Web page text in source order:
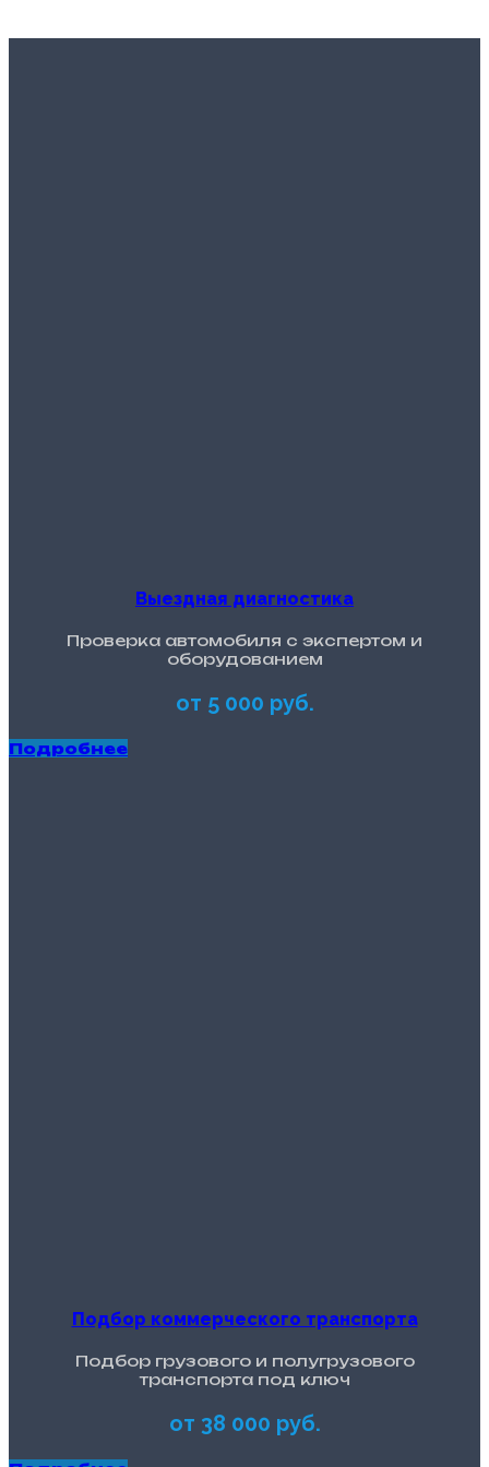
Выездная диагностика
Проверка автомобиля с экспертом и
оборудованием
от 5 000 руб.
Подробнее
Подбор коммерческого транспорта
Подбор грузового и полугрузового
транспорта под ключ
от 38 000 руб.